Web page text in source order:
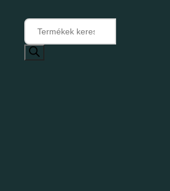
Products
search